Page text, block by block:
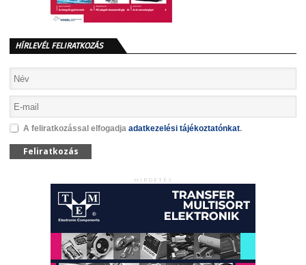
HÍRLEVÉL FELIRATKOZÁS
A feliratkozással elfogadja adatkezelési tájékoztatónkat.
Feliratkozás
HIRDETÉS